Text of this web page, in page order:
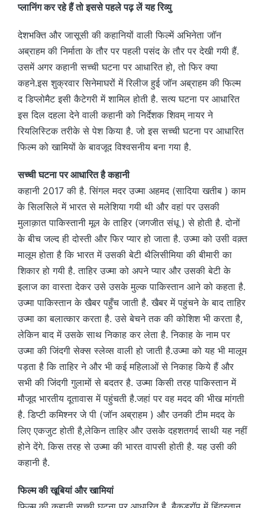
प्लानिंग कर रहे हैं तो इससे पहले पढ़ लें यह रिव्यु
देशभक्ति और जासूसी की कहानियों वाली फिल्में अभिनेता जॉन
अब्राहम की निर्माता के तौर पर पहली पसंद के तौर पर देखी गयी हैं.
उसमें अगर कहानी सच्ची घटना पर आधारित हो, तो फिर क्या
कहने.इस शुक्रवार सिनेमाघरों में रिलीज हुई जॉन अब्राहम की फिल्म
द डिप्लोमैट इसी कैटेगरी में शामिल होती है. सत्य घटना पर आधारित
इस दिल दहला देने वाली कहानी को निर्देशक शिवम् नायर ने
रियलिस्टिक तरीके से पेश किया है. जो इस सच्ची घटना पर आधारित
फिल्म को खामियों के बावजूद विश्वसनीय बना गया है.
सच्ची घटना पर आधारित है कहानी
कहानी 2017 की है. सिंगल मदर उज्मा अहमद (सादिया खतीब ) काम
के सिलसिले में भारत से मलेशिया गयी थी और वहां पर उसकी
मुलाक़ात पाकिस्तानी मूल के ताहिर (जगजीत संधू ) से होती है. दोनों
के बीच जल्द ही दोस्ती और फिर प्यार हो जाता है. उज्मा को उसी वक़्त
मालूम होता है कि भारत में उसकी बेटी थैलिसीमिया की बीमारी का
शिकार हो गयी है. ताहिर उज्मा को अपने प्यार और उसकी बेटी के
इलाज का वास्ता देकर उसे उसके मुल्क पाकिस्तान आने को कहता है.
उज्मा पाकिस्तान के खैबर पहुँच जाती है. खैबर में पहुंचने के बाद ताहिर
उज्मा का बलात्कार करता है. उसे बेचने तक की कोशिश भी करता है,
लेकिन बाद में उसके साथ निकाह कर लेता है. निकाह के नाम पर
उज्मा की जिंदगी सेक्स स्लेव्स वाली हो जाती है.उज्मा को यह भी मालूम
पड़ता है कि ताहिर ने और भी कई महिलाओं से निकाह किये हैं और
सभी की जिंदगी गुलामों से बदतर है. उज्मा किसी तरह पाकिस्तान में
मौजूद भारतीय दूतावास में पहुंचती है.जहां पर वह मदद की भीख मांगती
है. डिप्टी कमिश्नर जे पी (जॉन अब्राहम ) और उनकी टीम मदद के
लिए एकजुट होती है,लेकिन ताहिर और उसके दहशतगर्द साथी यह नहीं
होने देंगे. किस तरह से उज्मा की भारत वापसी होती है. यह उसी की
कहानी है.
फिल्म की खूबियां और खामियां